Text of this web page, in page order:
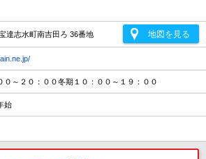
志水町南吉田ろ 36番地 地図を見る
０～２０：００冬期１０：００～１９：００
始